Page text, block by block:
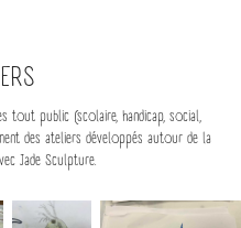
tout public (scolaire, handicap, social,
des ateliers développés autour de la
Jade Sculpture.